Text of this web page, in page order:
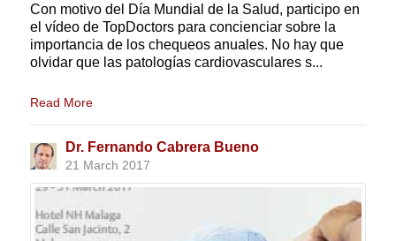
Con motivo del Día Mundial de la Salud, participo en
el vídeo de TopDoctors para concienciar sobre la
importancia de los chequeos anuales. No hay que
olvidar que las patologías cardiovasculares s...
Read More
Dr. Fernando Cabrera Bueno
21 March 2017